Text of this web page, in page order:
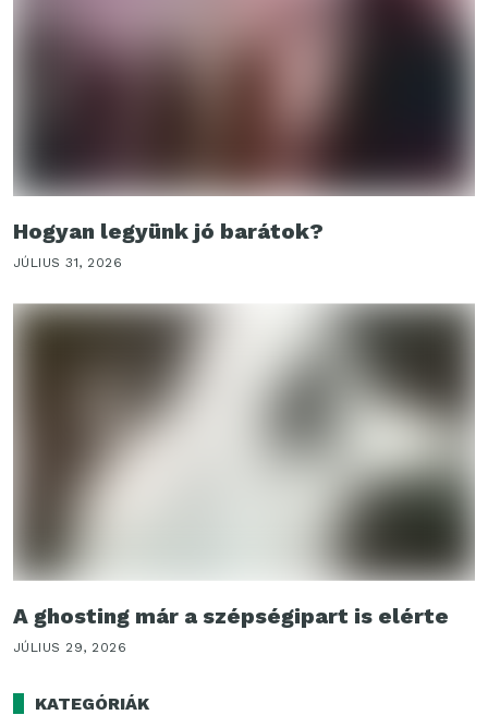
Hogyan legyünk jó barátok?
JÚLIUS 31, 2026
A ghosting már a szépségipart is elérte
JÚLIUS 29, 2026
KATEGÓRIÁK